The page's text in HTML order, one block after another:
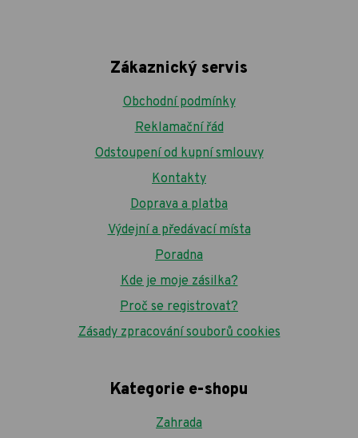
Zákaznický servis
Obchodní podmínky
Reklamační řád
Odstoupení od kupní smlouvy
Kontakty
Doprava a platba
Výdejní a předávací místa
Poradna
Kde je moje zásilka?
Proč se registrovat?
Zásady zpracování souborů cookies
Kategorie e-shopu
Zahrada